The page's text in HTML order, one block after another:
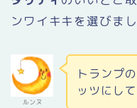
ンワイキキを選びまし
ルンヌ
トランプ
ッツにし